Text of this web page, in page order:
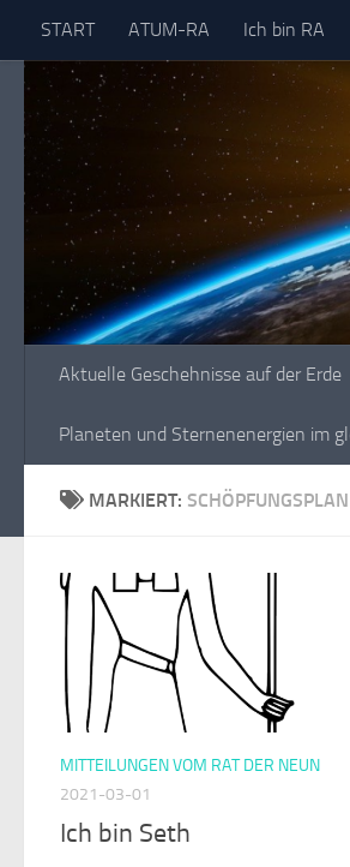
Skip to content
START ATUM-RA Ich bin RA
Aktuelle Geschehnisse auf der Erde
Planeten und Sternenenergien im
MARKIERT: SCHÖPFUNGSPLAN
MITTEILUNGEN VOM RAT DER NEUN
2021-03-01
Ich bin Seth